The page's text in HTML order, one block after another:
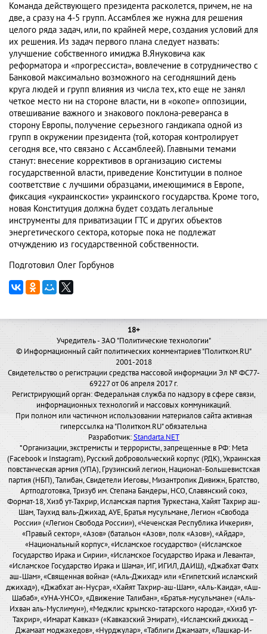
Команда действующего президента расколется, причем, не на
две, а сразу на 4-5 групп. Ассамблея же нужна для решения
целого ряда задач, или, по крайней мере, создания условий для
их решения. Из задач первого плана следует назвать:
улучшение собственного имиджа В.Януковича как
реформатора и «прогрессиста», вовлечение в сотрудничество с
Банковой максимально возможного на сегодняшний день
круга людей и групп влияния из числа тех, кто еще не занял
четкое место ни на стороне власти, ни в «окопе» оппозиции,
отвешивание важного и знакового поклона-реверанса в
сторону Европы, получение серьезного гандикапа одной из
групп в окружении президента (той, которая контролирует
сегодня все, что связано с Ассамблеей). Главными темами
станут: внесение коррективов в организацию системы
государственной власти, приведение Конституции в полное
соответствие с лучшими образцами, имеющимися в Европе,
фиксация «украинскости» украинского государства. Кроме того,
новая Конституция должна будет создать легальные
инструменты для приватизации ГТС и других объектов
энергетического сектора, которые пока не подлежат
отчуждению из государственной собственности.
Подготовил Олег Горбунов
18+
Учредитель - ЗАО "Политические технологии"
© Информационный сайт политических комментариев "Политком.RU"
2001-2018
Свидетельство о регистрации средства массовой информации Эл № ФС77-
69227 от 06 апреля 2017 г.
Регистрирующий орган: Федеральная служба по надзору в сфере связи,
информационных технологий и массовых коммуникаций.
При полном или частичном использовании материалов сайта активная
гиперссылка на "Политком.RU" обязательна
Разработчик:Standarta.NET
*Организации, экстремисты и террористы, запрещенные в РФ: Meta
(Facebook и Instagram), Русский добровольческий корпус (РДК), Украинская
повстанческая армия (УПА), Грузинский легион, Национал-Большевистская
партия (НБП), Талибан, Свидетели Иеговы, Мизантропик Дивижн, Братство,
Артподготовка, Тризуб им. Степана Бандеры, НСО, Славянский союз,
Формат-18, Хизб ут-Тахрир, Исламская партия Туркестана, Хайят Тахрир аш-
Шам, Таухид валь-Джихад, АУЕ, Братья мусульмане, Легион «Свобода
России» («Легион Свобода России»), «Чеченская Республика Ичкерия»,
«Правый сектор», «Азов» (батальон «Азов», полк «Азов»), «Айдар»,
«Национальный корпус», «Исламское государство» («Исламское
Государство Ирака и Сирии», «Исламское Государство Ирака и Леванта»,
«Исламское Государство Ирака и Шама», ИГ, ИГИЛ, ДАИШ), «Джабхат Фатх
аш-Шам», «Священная война» («Аль-Джихад» или «Египетский исламский
джихад»), «Джабхат ан-Нусра», «Хайят Тахрир-аш-Шам», «Аль-Каида», «Аш-
Шабаб», «УНА-УНСО», «Движение Талибан», «Братья-мусульмане» («Аль-
Ихван аль-Муслимун»), «Меджлис крымско-татарского народа», «Хизб ут-
Тахрир», «Имарат Кавказ» («Кавказский Эмират»), «Исламский джихад –
Джамаат моджахедов», «Нурджулар», «Таблиги Джамаат», «Лашкар-И-